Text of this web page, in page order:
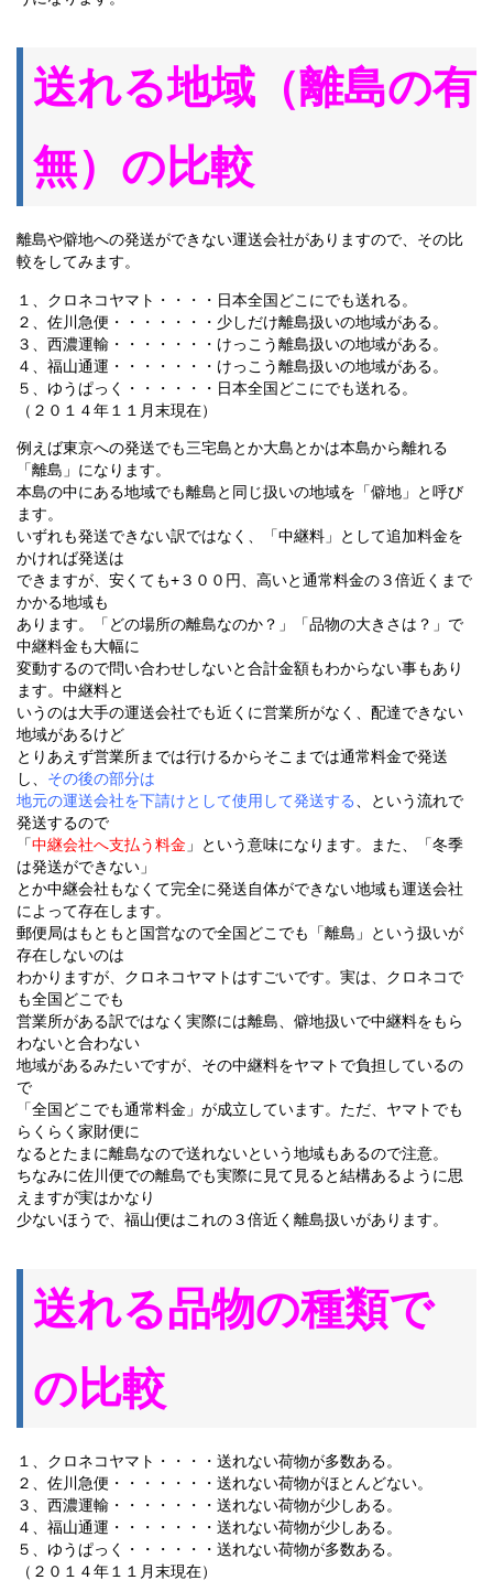
送れる地域（離島の有
無）の比較
離島や僻地への発送ができない運送会社がありますので、その比
較をしてみます。
１、クロネコヤマト・・・・日本全国どこにでも送れる。
２、佐川急便・・・・・・・少しだけ離島扱いの地域がある。
３、西濃運輸・・・・・・・けっこう離島扱いの地域がある。
４、福山通運・・・・・・・けっこう離島扱いの地域がある。
５、ゆうぱっく・・・・・・日本全国どこにでも送れる。
（２０１４年１１月末現在）
例えば東京への発送でも三宅島とか大島とかは本島から離れる
「離島」になります。
本島の中にある地域でも離島と同じ扱いの地域を「僻地」と呼び
ます。
いずれも発送できない訳ではなく、「中継料」として追加料金を
かければ発送は
できますが、安くても+３００円、高いと通常料金の３倍近くまで
かかる地域も
あります。「どの場所の離島なのか？」「品物の大きさは？」で
中継料金も大幅に
変動するので問い合わせしないと合計金額もわからない事もあり
ます。中継料と
いうのは大手の運送会社でも近くに営業所がなく、配達できない
地域があるけど
とりあえず営業所までは行けるからそこまでは通常料金で発送
し、 その後の部分は
地元の運送会社を下請けとして使用して発送する
、という流れで
発送するので
「中継会社へ支払う料金 」という意味になります。また、「冬季
は発送ができない」
とか中継会社もなくて完全に発送自体ができない地域も運送会社
によって存在します。
郵便局はもともと国営なので全国どこでも「離島」という扱いが
存在しないのは
わかりますが、クロネコヤマトはすごいです。実は、クロネコで
も全国どこでも
営業所がある訳ではなく実際には離島、僻地扱いで中継料をもら
わないと合わない
地域があるみたいですが、その中継料をヤマトで負担しているの
で
「全国どこでも通常料金」が成立しています。ただ、ヤマトでも
らくらく家財便に
なるとたまに離島なので送れないという地域もあるので注意。
ちなみに佐川便での離島でも実際に見て見ると結構あるように思
えますが実はかなり
少ないほうで、福山便はこれの３倍近く離島扱いがあります。
送れる品物の種類で
の比較
１、クロネコヤマト・・・・送れない荷物が多数ある。
２、佐川急便・・・・・・・送れない荷物がほとんどない。
３、西濃運輸・・・・・・・送れない荷物が少しある。
４、福山通運・・・・・・・送れない荷物が少しある。
５、ゆうぱっく・・・・・・送れない荷物が多数ある。
（２０１４年１１月末現在）